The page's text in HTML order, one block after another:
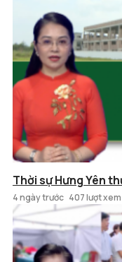
Thời sự Hưng Yên
4 ngày trước 407 lượt xem